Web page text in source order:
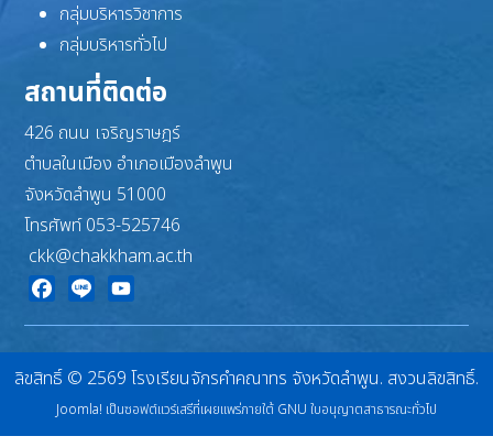
กลุ่มบริหารวิชาการ
กลุ่มบริหารทั่วไป
สถานที่ติดต่อ
426 ถนน เจริญราษฎร์
ตำบลในเมือง อำเภอเมืองลำพูน
จังหวัดลำพูน 51000
โทรศัพท์ 053-525746
ckk@chakkham.ac.th
ลิขสิทธิ์ © 2569 โรงเรียนจักรคำคณาทร จังหวัดลำพูน. สงวนลิขสิทธิ์.
Joomla! เป็นซอฟต์แวร์เสรีที่เผยแพร่ภายใต้ GNU ใบอนุญาตสาธารณะทั่วไป